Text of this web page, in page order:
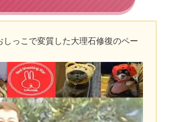
しっこで変質した大理石修復のペー